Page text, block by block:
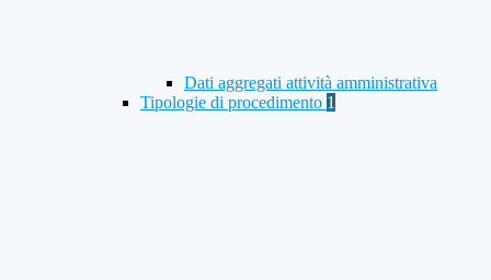
Dati aggregati attività amministrativa
Tipologie di procedimento 1